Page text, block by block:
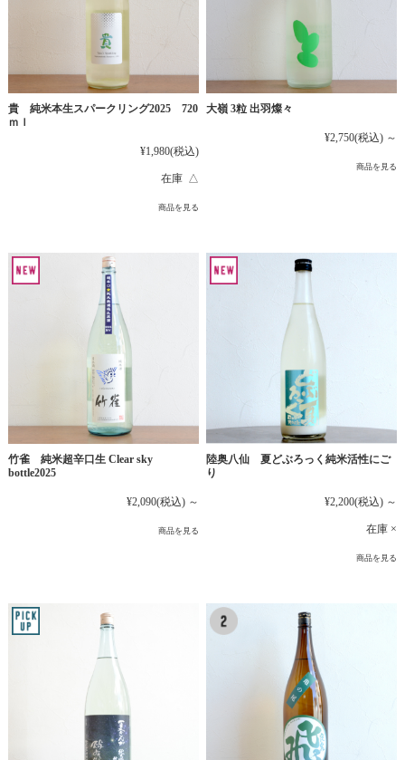
貴 純米本生スパークリング2025 720
ｍｌ
¥1,980(税込)
在庫 △
商品を見る
大嶺 3粒 出羽燦々
¥2,750(税込) ～
商品を見る
竹雀 純米超辛口生 Clear sky
bottle2025
¥2,090(税込) ～
商品を見る
陸奥八仙 夏どぶろっく純米活性にご
り
¥2,200(税込) ～
在庫 ×
商品を見る